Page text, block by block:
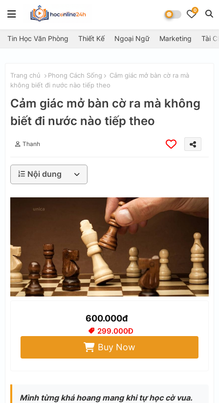
0
Tin Học Văn Phòng Thiết Kế Ngoại Ngữ Marketing Tài
Trang chủ Phong Cách Sống
Cảm giác mở bàn cờ ra mà
không biết đi nước nào tiếp theo
Cảm giác mở bàn cờ ra mà không
biết đi nước nào tiếp theo
Thanh
Nội dung
600.000đ
299.000Đ
Buy Now
Mình từng khá hoang mang khi tự học cờ vua.